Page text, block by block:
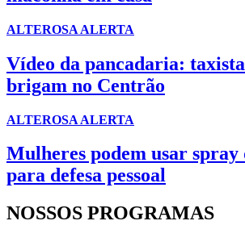
ALTEROSA ALERTA
Vídeo da pancadaria:
brigam no Centrão
ALTEROSA ALERTA
Mulheres podem usar spray
para defesa pessoal
NOSSOS PROGRAMAS